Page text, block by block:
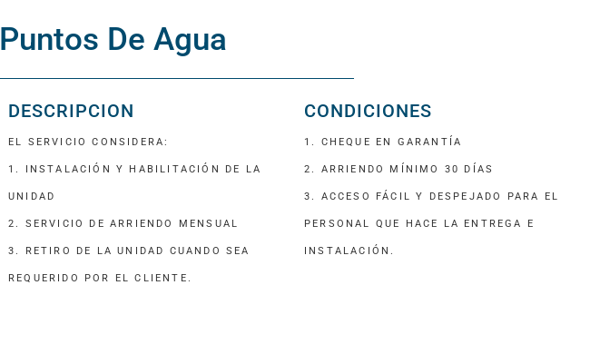
GUÍA DE SELECCIÓN DE EQUIPOS PARA EL MANEJO DE RESIDUOS
GUÍA COMPLETA SOBRE SISTEMAS DE MANEJO DE RESIDUOS PELIGROSOS
Puntos De Agua
DESCRIPCION
EL SERVICIO CONSIDERA:
1. INSTALACIÓN Y HABILITACIÓN DE LA
UNIDAD
2. SERVICIO DE ARRIENDO MENSUAL
3. RETIRO DE LA UNIDAD CUANDO SEA
REQUERIDO POR EL CLIENTE.
CONDICIONES
1. CHEQUE EN GARANTÍA
2. ARRIENDO MÍNIMO 30 DÍAS
3. ACCESO FÁCIL Y DESPEJADO PARA EL
PERSONAL QUE HACE LA ENTREGA E
INSTALACIÓN.